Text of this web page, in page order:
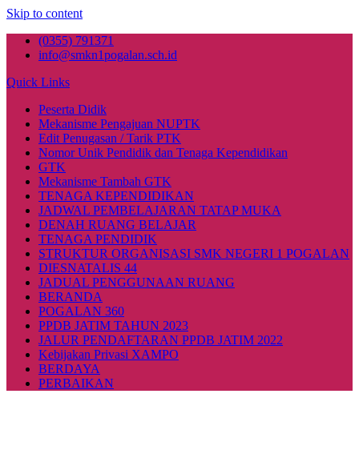
Skip to content
(0355) 791371
info@smkn1pogalan.sch.id
Quick Links
Peserta Didik
Mekanisme Pengajuan NUPTK
Edit Penugasan / Tarik PTK
Nomor Unik Pendidik dan Tenaga Kependidikan
GTK
Mekanisme Tambah GTK
TENAGA KEPENDIDIKAN
JADWAL PEMBELAJARAN TATAP MUKA
DENAH RUANG BELAJAR
TENAGA PENDIDIK
STRUKTUR ORGANISASI SMK NEGERI 1 POGALAN
DIESNATALIS 44
JADUAL PENGGUNAAN RUANG
BERANDA
POGALAN 360
PPDB JATIM TAHUN 2023
JALUR PENDAFTARAN PPDB JATIM 2022
Kebijakan Privasi XAMPO
BERDAYA
PERBAIKAN